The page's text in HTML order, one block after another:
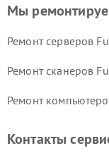
Мы
Ремонт серверов
Ремонт сканеров
Ремонт
Контакты